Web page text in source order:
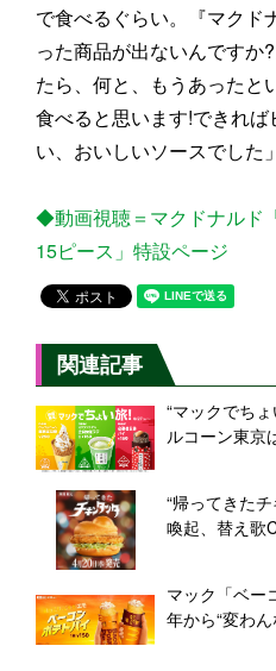
で食べるぐらい。『マクド
った商品が出ないんですか
たら、何と、もうあったと
食べると思います!できれ
い、おいしいソースでした
◆動画視聴＝マクドナルド
15ピース」特設ページ
関連記事
“マックでち
ルコーン東京
“帰ってきた
喚起、替え歌
マック「ベー
年から“変わ